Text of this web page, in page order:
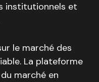
institutionnels et
le marché des
La plateforme
marché en